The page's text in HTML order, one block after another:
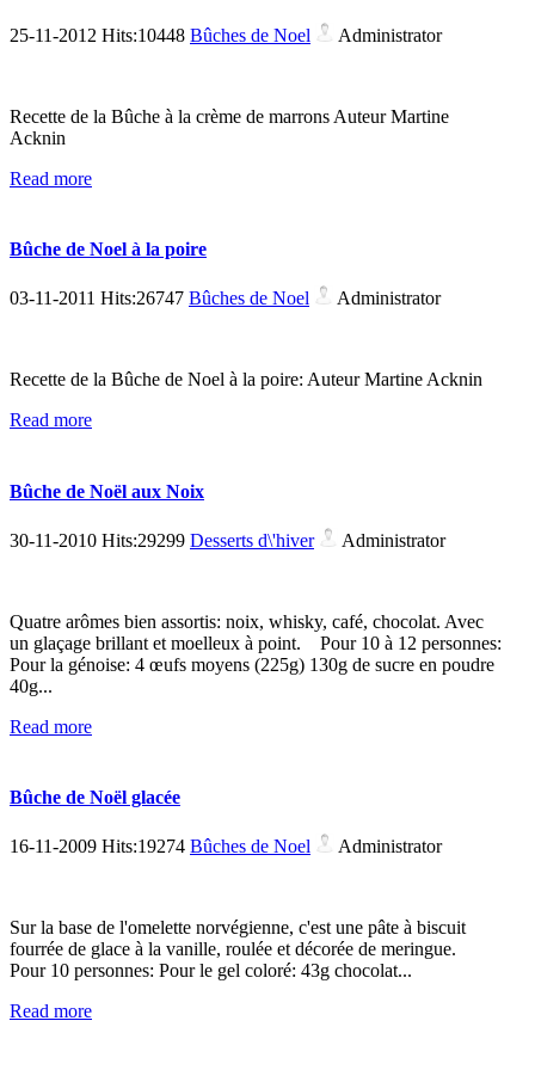
25-11-2012 Hits:10448 Bûches de Noel Administrator
Recette de la Bûche à la crème de marrons Auteur Martine
Acknin
Read more
Bûche de Noel à la poire
03-11-2011 Hits:26747 Bûches de Noel Administrator
Recette de la Bûche de Noel à la poire: Auteur Martine Acknin
Read more
Bûche de Noël aux Noix
30-11-2010 Hits:29299 Desserts d\'hiver Administrator
Quatre arômes bien assortis: noix, whisky, café, chocolat. Avec
un glaçage brillant et moelleux à point. Pour 10 à 12 personnes:
Pour la génoise: 4 œufs moyens (225g) 130g de sucre en poudre
40g...
Read more
Bûche de Noël glacée
16-11-2009 Hits:19274 Bûches de Noel Administrator
Sur la base de l'omelette norvégienne, c'est une pâte à biscuit
fourrée de glace à la vanille, roulée et décorée de meringue.
Pour 10 personnes: Pour le gel coloré: 43g chocolat...
Read more